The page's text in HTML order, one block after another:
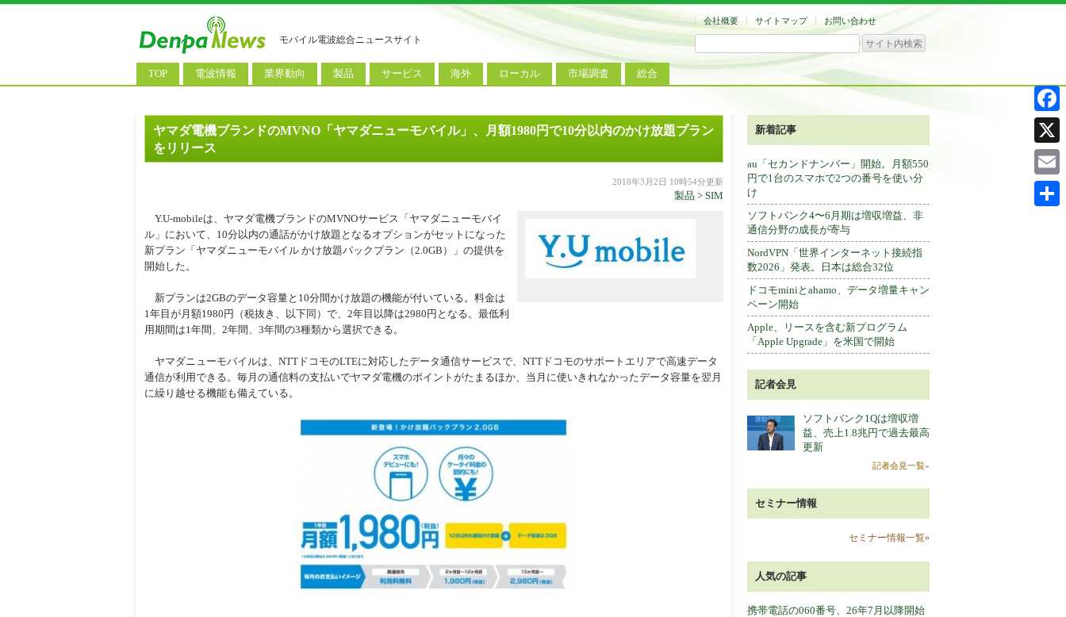
モバイル電波総合ニュースサイト
会社概要 サイトマップ お問い合わせ
TOP 電波情報
基地局ニュース
モバイル政策
業界動向
決算情報
製品
スマートフォン
IoT/M2M
ウェアラブル端末
パソコン
周辺機器
サービス
アプリ
電力小売
海外
Androidニュース
インバウンド
ローカル
地方展示会
市場調査
サービス市場
総合
アンケート
ヤマダ電機ブランドのMVNO「ヤマダニューモバイル」、月額1980円で10分以内のかけ放題プラン
をリリース
2018年3月2日 10時54分更新
製品 > SIM
Y.U-mobileは、ヤマダ電機ブランドのMVNOサービス「ヤマダニューモバイ
ル」において、10分以内の通話がかけ放題となるオプションがセットになった
新プラン「ヤマダニューモバイル かけ放題パックプラン（2.0GB）」の提供を
開始した。
新プランは2GBのデータ容量と10分間かけ放題の機能が付いている。料金は
1年目が月額1980円（税抜き、以下同）で、2年目以降は2980円となる。最低利
用期間は1年間、2年間、3年間の3種類から選択できる。
ヤマダニューモバイルは、NTTドコモのLTEに対応したデータ通信サービスで、NTTドコモのサポートエリアで⾼速データ
通信が利⽤できる。毎⽉の通信料の⽀払いでヤマダ電機のポイントがたまるほか、当⽉に使いきれなかったデータ容量を翌⽉
に繰り越せる機能も備えている。
新着記事
au「セカンドナンバー」開始。月額550
円で1台のスマホで2つの番号を使い分
け
ソフトバンク4〜6月期は増収増益、非
通信分野の成長が寄与
NordVPN「世界インターネット接続指
数2026」発表。日本は総合32位
ドコモminiとahamo、データ増量キャン
ペーン開始
Apple、リースを含む新プログラム
「Apple Upgrade」を米国で開始
記者会見
ソフトバンク1Qは増収増
益、売上1.8兆円で過去最高
更新
記者会見一覧»
セミナー情報
セミナー情報一覧»
人気の記事
携帯電話の060番号、26年7月以降開始
X
Email